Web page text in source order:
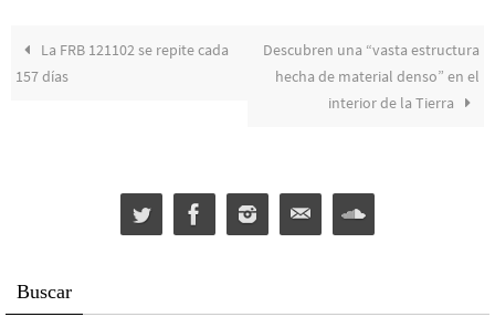
La FRB 121102 se repite cada
157 días
Descubren una “vasta estructura
hecha de material denso” en el
interior de la Tierra
Buscar